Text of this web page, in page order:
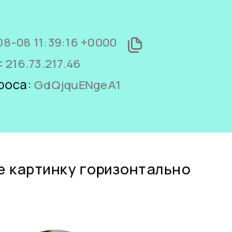
08 11:39:16 +0000
216.73.217.46
GdQjquENgeA1
картинку горизонтально